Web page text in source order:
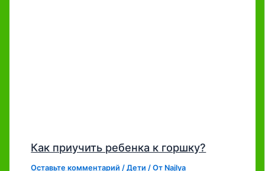
Как приучить ребенка к горшку?
Оставьте комментарий /Дети / От Najlya